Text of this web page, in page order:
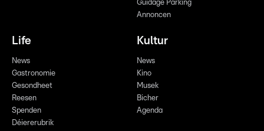
Guidage Parking
Annoncen
Life
News
Gastronomie
Gesondheet
Reesen
Spenden
Déiererubrik
Kultur
News
Kino
Musek
Bicher
Agenda